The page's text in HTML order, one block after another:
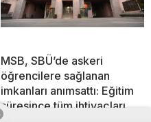
MSB, SBÜ’de askeri
öğrencilere sağlanan
imkanları anımsattı: Eğitim
süresince tüm ihtiyaçları